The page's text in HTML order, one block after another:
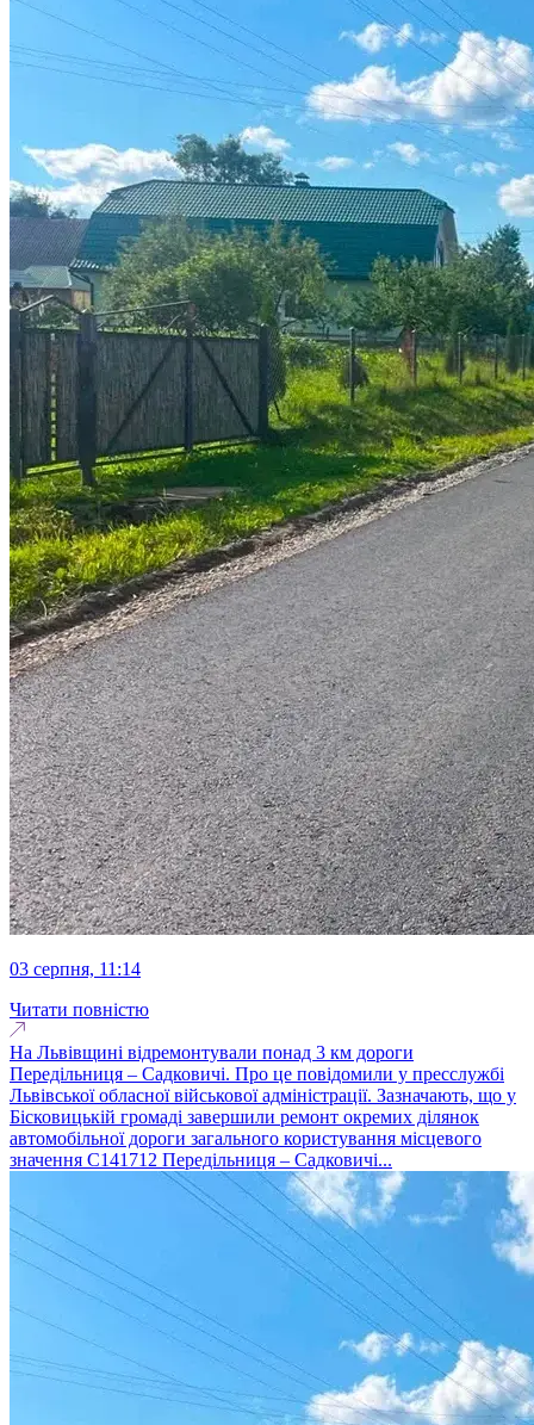
03 серпня, 11:14
Читати повністю
На Львівщині відремонтували понад 3 км дороги
Передільниця – Садковичі. Про це повідомили у пресслужбі
Львівської обласної військової адміністрації. Зазначають, що у
Бісковицькій громаді завершили ремонт окремих ділянок
автомобільної дороги загального користування місцевого
значення С141712 Передільниця – Садковичі...